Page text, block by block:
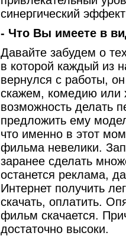
синергический
- Что Вы имеете в
Давайте забудем о
в которой каждый из
вернулся с работы,
скажем, комедию или
возможность делать
предложить ему
что именно в этот
фильма невелики.
заранее сделать
останется реклама,
Интернет получить
скачать, оплатить.
фильм скачается.
достаточно высоки.